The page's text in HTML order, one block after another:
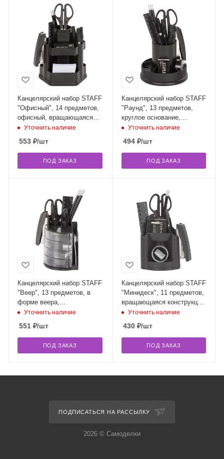
Канцелярский набор STAFF
"Офисный", 14 предметов,
офисный, вращающаяся
конструкция, 230746
Уточнить наличие
553 ₽/шт
ПОД ЗАКАЗ
Канцелярский набор STAFF
"Раунд", 13 предметов,
круглое основание,
вращающаяся конструкция,
Уточнить наличие
494₽/шт
ПОД ЗАКАЗ
Канцелярский набор STAFF
"Веер", 13 предметов, в
форме веера,
невращающаяся
конструкция, 230744
Уточнить наличие
551 ₽/шт
ПОД ЗАКАЗ
Канцелярский набор STAFF
"Минидеск", 11 предметов,
вращающаяся конструкция,
230742
Уточнить наличие
430₽/шт
ПОД ЗАКАЗ
ПОДПИСАТЬСЯ НА РАССЫЛКУ
2026 © Самоделки